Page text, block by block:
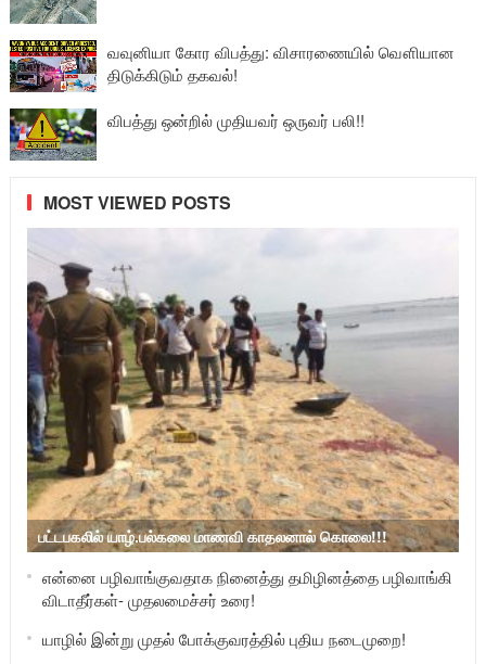
வவுனியா கோர விபத்து: விசாரணையில் வௌியான
திடுக்கிடும் தகவல்!
விபத்து ஒன்றில் முதியவர் ஒருவர் பலி!!
MOST VIEWED POSTS
பட்டபகலில் யாழ்.பல்கலை மாணவி காதலனால் கொலை!!!
என்னை பழிவாங்குவதாக நினைத்து தமிழினத்தை பழிவாங்கி
விடாதீர்கள்- முதலமைச்சர் உரை!
யாழில் இன்று முதல் போக்குவரத்தில் புதிய நடைமுறை!